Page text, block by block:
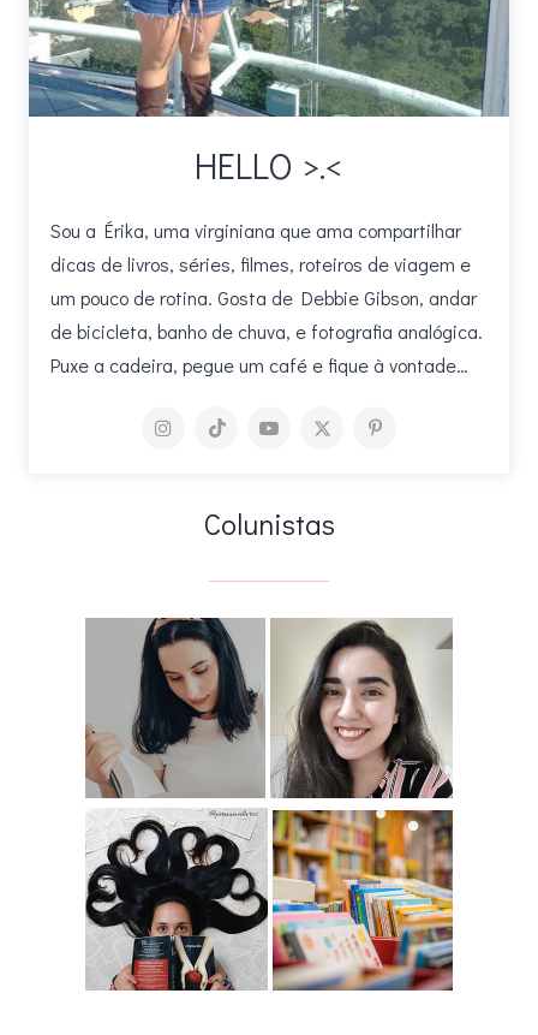
HELLO >.<
Sou a Érika, uma virginiana que ama compartilhar
dicas de livros, séries, filmes, roteiros de viagem e
um pouco de rotina. Gosta de Debbie Gibson, andar
de bicicleta, banho de chuva, e fotografia analógica.
Puxe a cadeira, pegue um café e fique à vontade…
Colunistas